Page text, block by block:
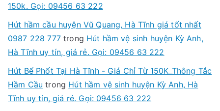
150k. Gọi: 09456 63 222
Hút hầm cầu huyện Vũ Quang, Hà Tĩnh giá tốt nhất
0987 228 777trong Hút hầm vệ sinh huyện Kỳ Anh,
Hà Tĩnh uy tín, giá rẻ. Gọi: 09456 63 222
Hút Bể Phốt Tại Hà Tĩnh - Giá Chỉ Từ 150K_Thông Tắc
Hầm Cầu trong Hút hầm vệ sinh huyện Kỳ Anh, Hà
Tĩnh uy tín, giá rẻ. Gọi: 09456 63 222